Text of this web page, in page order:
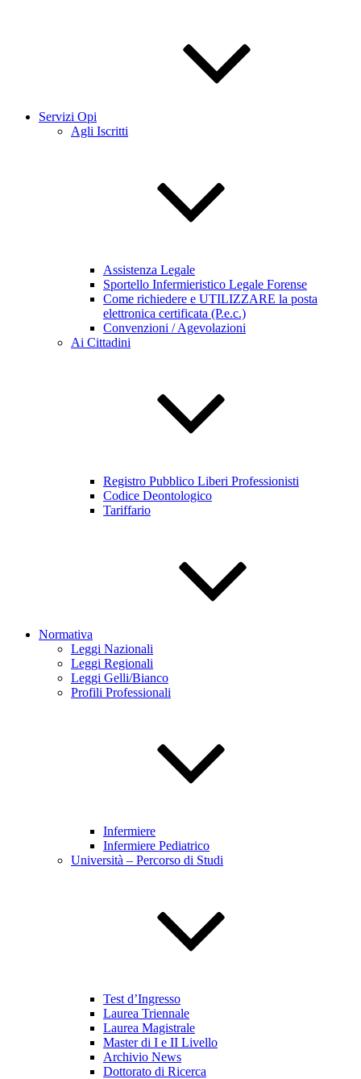
Servizi Opi
Agli Iscritti
Assistenza Legale
Sportello Infermieristico Legale Forense
Come richiedere e UTILIZZARE la posta
elettronica certificata (P.e.c.)
Convenzioni / Agevolazioni
Ai Cittadini
Registro Pubblico Liberi Professionisti
Codice Deontologico
Tariffario
Normativa
Leggi Nazionali
Leggi Regionali
Leggi Gelli/Bianco
Profili Professionali
Infermiere
Infermiere Pediatrico
Università – Percorso di Studi
Test d’Ingresso
Laurea Triennale
Laurea Magistrale
Master di I e II Livello
Archivio News
Dottorato di Ricerca